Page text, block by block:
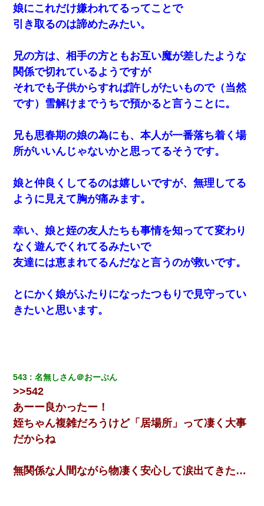
娘にこれだけ嫌われてるってことで
引き取るのは諦めたみたい。
兄の方は、相手の方ともお互い魔が差したような
関係で切れているようですが
それでも子供からすれば許しがたいもので（当然
です）雪解けまでうちで預かると言うことに。
兄も思春期の娘の為にも、本人が一番落ち着く場
所がいいんじゃないかと思ってるそうです。
娘と仲良くしてるのは嬉しいですが、無理してる
ように見えて胸が痛みます。
幸い、娘と姪の友人たちも事情を知ってて変わり
なく遊んでくれてるみたいで
友達には恵まれてるんだなと言うのが救いです。
とにかく娘がふたりになったつもりで見守ってい
きたいと思います。
543 名無しさん＠おーぷん
>>542
あーー良かったー！
姪ちゃん複雑だろうけど「居場所」って凄く大事
だからね
無関係な人間ながら物凄く安心して涙出てきた…